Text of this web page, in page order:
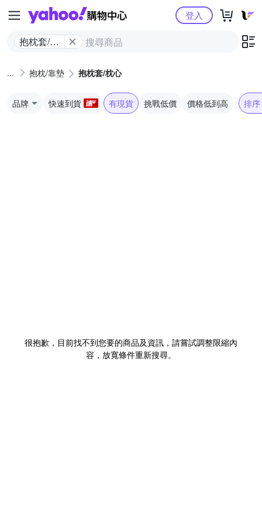
Yahoo購物中心
抱枕套/枕
登入
抱枕/靠墊 抱枕套/枕心
品牌 快速到貨 有現貨 挑戰低價 價格低到高 排序
很抱歉，目前找不到您要的商品及資訊，請嘗試調整限縮內
容，放寬條件重新搜尋。